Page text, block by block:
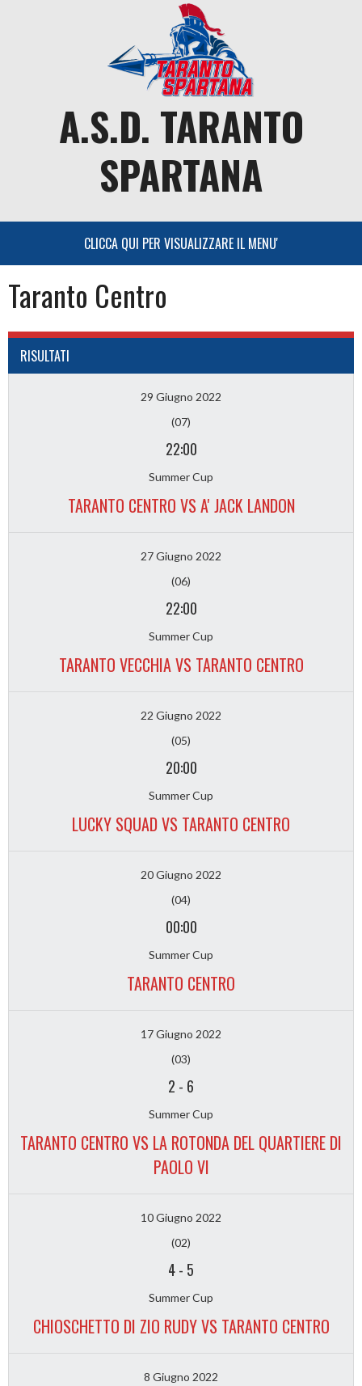
A.S.D. TARANTO
SPARTANA
Taranto Centro
RISULTATI
29 Giugno 2022
(07)
22:00
Summer Cup
TARANTO CENTRO VS A' JACK LANDON
27 Giugno 2022
(06)
22:00
Summer Cup
TARANTO VECCHIA VS TARANTO CENTRO
22 Giugno 2022
(05)
20:00
Summer Cup
LUCKY SQUAD VS TARANTO CENTRO
20 Giugno 2022
(04)
00:00
Summer Cup
TARANTO CENTRO
17 Giugno 2022
(03)
2 - 6
Summer Cup
TARANTO CENTRO VS LA ROTONDA DEL QUARTIERE DI
PAOLO VI
10 Giugno 2022
(02)
4- 5
Summer Cup
CHIOSCHETTO DI ZIO RUDY VS TARANTO CENTRO
8 Giugno 2022